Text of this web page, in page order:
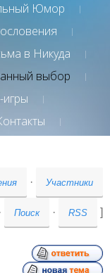
Юмор
в Никуда
выбор
игры
· Участники
· Поиск · RSS ]